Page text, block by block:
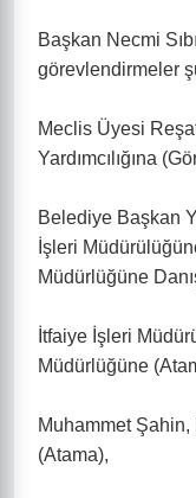
Başkan Necmi
görevlendirmeler
Meclis Üyesi
Yardımcılığına
Belediye Başkan
İşleri
Müdürlüğüne
İtfaiye İşleri
Müdürlüğüne
Muhammet
(Atama),